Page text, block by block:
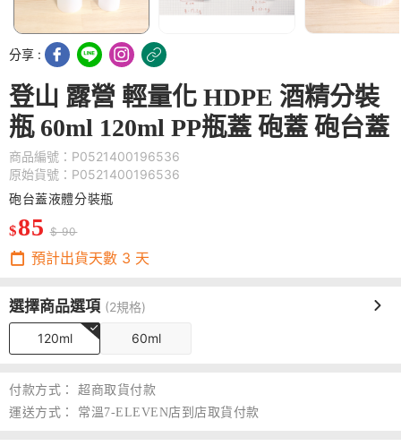
分享 :
登山 露營 輕量化 HDPE 酒精分裝
瓶 60ml 120ml PP瓶蓋 砲蓋 砲台蓋
商品編號：P0521400196536
原始貨號：P0521400196536
砲台蓋液體分裝瓶
$85 $ 90
預計出貨天數 3 天
選擇商品選項 (2規格)
120ml 60ml
付款方式：
超商取貨付款
運送方式：
常溫7-ELEVEN店到店取貨付款